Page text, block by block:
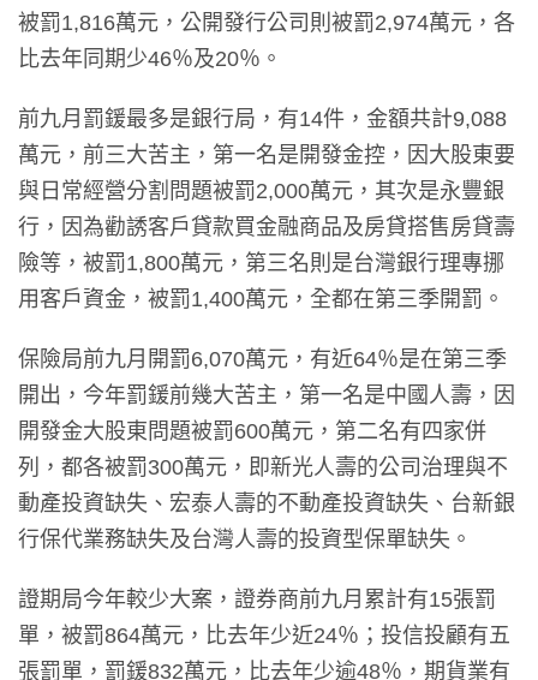
被罰1,816萬元，公開發行公司則被罰2,974萬元，各
比去年同期少46％及20％。
前九月罰鍰最多是銀行局，有14件，金額共計9,088
萬元，前三大苦主，第一名是開發金控，因大股東要
與日常經營分割問題被罰2,000萬元，其次是永豐銀
行，因為勸誘客戶貸款買金融商品及房貸搭售房貸壽
險等，被罰1,800萬元，第三名則是台灣銀行理專挪
用客戶資金，被罰1,400萬元，全都在第三季開罰。
保險局前九月開罰6,070萬元，有近64％是在第三季
開出，今年罰鍰前幾大苦主，第一名是中國人壽，因
開發金大股東問題被罰600萬元，第二名有四家併
列，都各被罰300萬元，即新光人壽的公司治理與不
動產投資缺失、宏泰人壽的不動產投資缺失、台新銀
行保代業務缺失及台灣人壽的投資型保單缺失。
證期局今年較少大案，證券商前九月累計有15張罰
單，被罰864萬元，比去年少近24％；投信投顧有五
張罰單，罰鍰832萬元，比去年少逾48％，期貨業有